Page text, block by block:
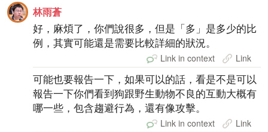
林雨蒼
好，麻煩了，你們說很多，但是「多」是多少的比
例，其實可能還是需要比較詳細的狀況。
Link in context Link
可能也要報告一下，如果可以的話，看是不是可以
報告一下你們看到狗跟野生動物不良的互動大概有
哪一些，包含趨避行為，還有像攻擊。
Link in context Link